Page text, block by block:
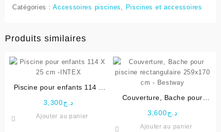
Catégories :Accessoires piscines , Piscines et accessoires
Produits similaires
Piscine pour enfants 114 X
د.ج3,300
Ajouter au panier
Couverture, Bache pour
259×170 cm – Bestway
د.ج3,600
Ajouter au panier